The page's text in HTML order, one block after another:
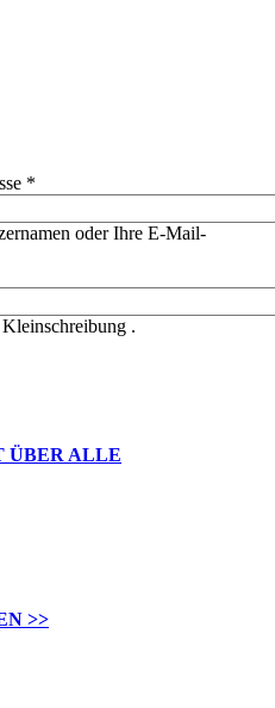
*
oder Ihre E-Mail-
.
ÜBER ALLE
>>